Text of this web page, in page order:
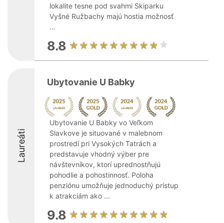
lokalite tesne pod svahmi Skiparku
Vyšné Ružbachy majú hostia možnosť
...
8.8
Laureáti
Ubytovanie U Babky
Ubytovanie U Babky vo Veľkom
Slavkove je situované v malebnom
prostredí pri Vysokých Tatrách a
predstavuje vhodný výber pre
návštevníkov, ktorí uprednostňujú
pohodlie a pohostinnosť. Poloha
penziónu umožňuje jednoduchý prístup
k atrakciám ako ...
9.8